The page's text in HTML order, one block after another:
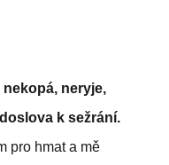
neryje,
k sežrání.
pro hmat a mě